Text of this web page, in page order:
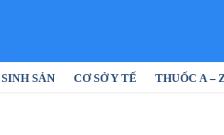
SẢN CƠ SỞ Y TẾ THUỐC A –